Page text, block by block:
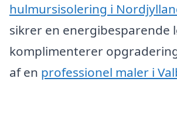
hulmursisolering i
sikrer en energibesparende
komplimenterer
af en professionel maler i